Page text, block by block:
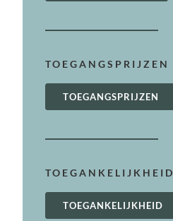
TOEGANGSPRIJZEN
TOEGANGSPRIJZEN
TOEGANKELIJKHEID
TOEGANKELIJKHEID